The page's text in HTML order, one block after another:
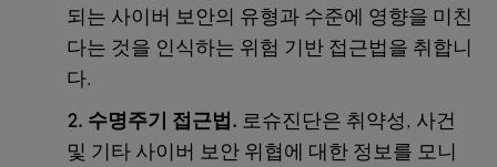
되는 사이버 보안의 유형과 수준에 영향을 미친
다는 것을 인식하는 위험 기반 접근법을 취합니
다.
2. 수명주기 접근법. 로슈진단은 취약성, 사건
및 기타 사이버 보안 위협에 대한 정보를 모니